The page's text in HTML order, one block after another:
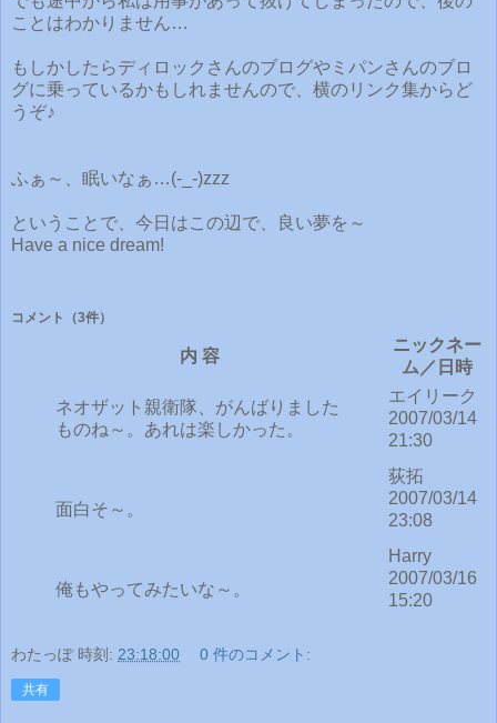
ことはわかりません…
もしかしたらディロックさんのブログやミパンさんのブロ
グに乗っているかもしれませんので、横のリンク集からど
うぞ♪
ふぁ～、眠いなぁ…(-_-)zzz
ということで、今日はこの辺で、良い夢を～
Have a nice dream!
コメント （3件）
内 容
ニックネー
ム／日時
ネオザット親衛隊、がんばりました
ものね～。あれは楽しかった。
エイリーク
2007/03/14
21:30
面白そ～。
荻拓
2007/03/14
23:08
俺もやってみたいな～。
Harry
2007/03/16
15:20
わたっぽ 時刻: 23:18:00 0 件のコメント:
共有